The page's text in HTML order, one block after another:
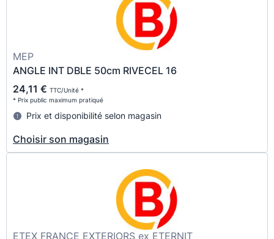
MEP
ANGLE INT DBLE 50cm RIVECEL 16
24,11 € TTC/Unité *
* Prix public maximum pratiqué
Prix et disponibilité selon magasin
Choisir son magasin
ETEX FRANCE EXTERIORS ex ETERNIT